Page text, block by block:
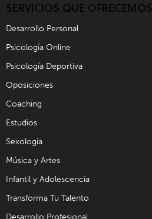
SERVICIOS QUE OFRECEMOS
Desarrollo Personal
Psicología Online
Psicología Deportiva
Oposiciones
Coaching
Estudios
Sexología
Música y Artes
Infantil y Adolescencia
Transforma Tu Talento
Desarrollo Profesional